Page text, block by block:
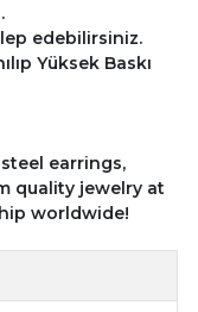
edebilirsiniz.
Yüksek Baskı
earrings,
quality jewelry at
worldwide!